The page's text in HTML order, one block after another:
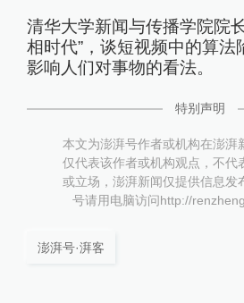
清华大学新闻与传播学院院
相时代”，谈短视频中的算法
影响人们对事物的看法。
特别声明
本文为澎湃号作者或机构在澎湃
仅代表该作者或机构观点，不代
或立场，澎湃新闻仅提供信息发
号请用电脑访问http://
澎湃号·湃客